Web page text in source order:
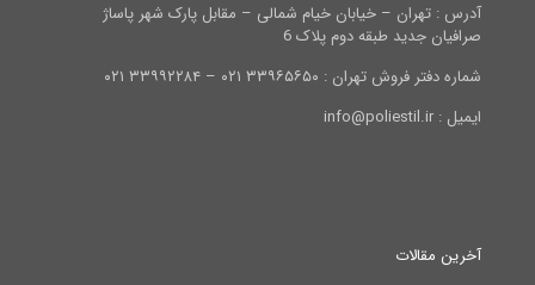
آدرس : تهران – خیابان خیام شمالی – مقابل پارک شهر پاساژ
صرافیان جدید طبقه دوم پلاک 6
شماره دفتر فروش تهران : ۳۳۹۶۵۶۵۰ ۰۲۱ – ۳۳۹۹۲۲۸۴ ۰۲۱
ایمیل : info@poliestil.ir
آخرین مقالات